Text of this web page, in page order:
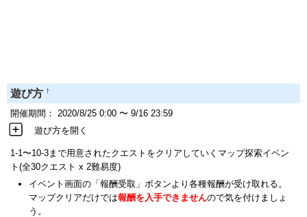
遊び方 †
開催期間： 2020/8/25 0:00 〜 9/16 23:59
遊び方を開く
1-1〜10-3まで用意されたクエストをクリアしていくマップ探索イベン
ト(全30クエスト x 2難易度)
イベント画面の「報酬受取」ボタンより各種報酬が受け取れる。
マップクリアだけでは報酬を入手できませんので気を付けましょ
う。